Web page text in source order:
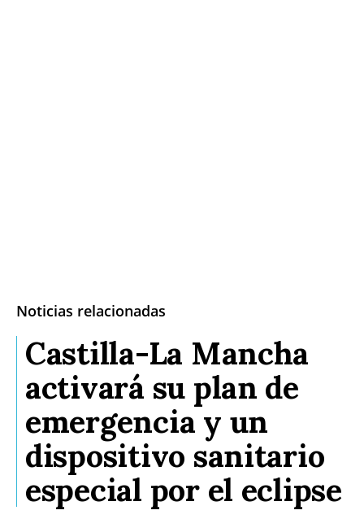
Noticias relacionadas
Castilla-La Mancha
activará su plan de
emergencia y un
dispositivo sanitario
especial por el eclipse